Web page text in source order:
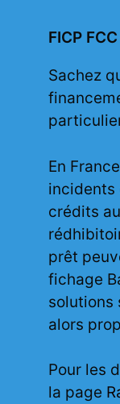
FICP
Sachez
En
incidents
crédits
prêt
fichage
solutions
alors
Pour les
la page